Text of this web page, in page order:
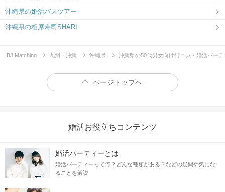
沖縄県の婚活バスツアー
沖縄県の相席寿司SHARI
IBJ Matching 九州・沖縄 沖縄県 沖縄県の50代男女向け街コン・婚活パーテ
ページトップへ
婚活お役立ちコンテンツ
婚活パーティーとは
婚活パーティーって何？どんな種類がある？などの疑問や気にな
ることを解説